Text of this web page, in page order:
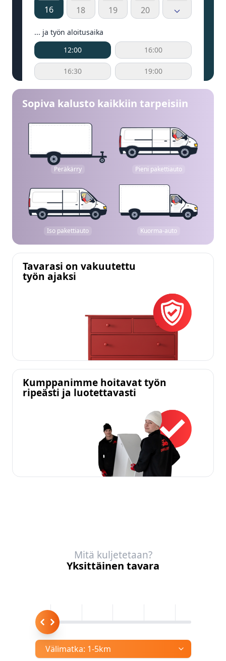
16 18 19 20
... ja työn aloitusaika
12:00
16:00
16:30 19:00
Sopiva kalusto kaikkiin tarpeisiin
Peräkärry Pieni pakettiauto
Iso pakettiauto Kuorma-auto
Tavarasi on vakuutettu
työn ajaksi
Kumppanimme hoitavat työn
ripeästi ja luotettavasti
Mitä kuljetetaan?
Yksittäinen tavara
Välimatka: 1-5km